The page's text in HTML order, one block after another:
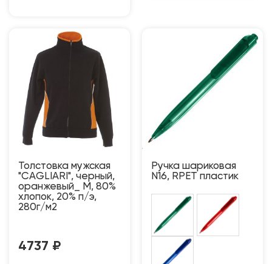
Толстовка мужская
"CAGLIARI", черный,
оранжевый_ M, 80%
хлопок, 20% п/э,
280г/м2
4737 ₽
Ручка шариковая
N16, RPET пластик